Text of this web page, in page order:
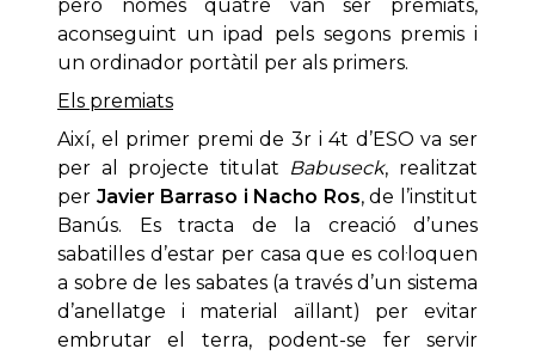
però només quatre van ser premiats,
aconseguint un ipad pels segons premis i
un ordinador portàtil per als primers.
Els premiats
Així, el primer premi de 3r i 4t d’ESO va ser
per al projecte titulat Babuseck, realitzat
per Javier Barraso i Nacho Ros, de l’institut
Banús. Es tracta de la creació d’unes
sabatilles d’estar per casa que es col·loquen
a sobre de les sabates (a través d’un sistema
d’anellatge i material aïllant) per evitar
embrutar el terra, podent-se fer servir